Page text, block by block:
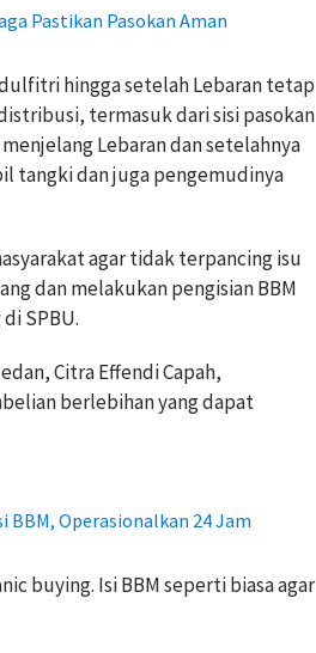
Pastikan Pasokan Aman
hingga setelah Lebaran tetap
termasuk dari sisi pasokan
Lebaran dan setelahnya
tangki dan juga pengemudinya
agar tidak terpancing isu
dan melakukan pengisian BBM
SPBU.
Citra Effendi Capah,
berlebihan yang dapat
Operasionalkan 24 Jam
buying. Isi BBM seperti biasa agar